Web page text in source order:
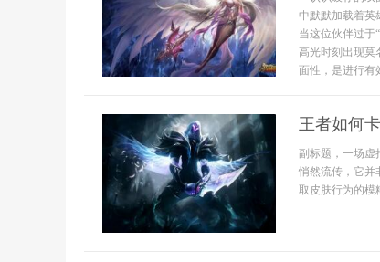
中默默加载着英
当这位伙伴过于
高光时刻出现莫
面性，是进行有
王者如何
副标题，一场虚
悄然流传，它并
取皮肤行为的模